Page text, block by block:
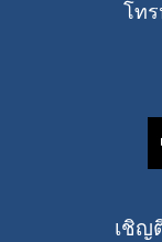
โท
เชิญ